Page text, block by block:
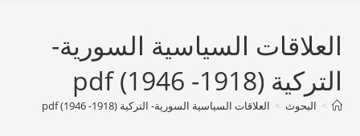
العلاقات السياسية السورية-
التركية (1918- 1946) pdf
> البحوث > العلاقات السياسية السورية- التركية (1918- 1946) pdf